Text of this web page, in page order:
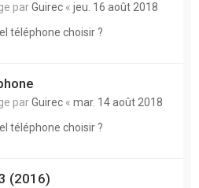
parGuirec « jeu. 16 août 2018
téléphone choisir ?
parGuirec « mar. 14 août 2018
téléphone choisir ?
(2016)